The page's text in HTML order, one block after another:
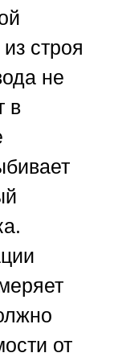
строя
не
в
от